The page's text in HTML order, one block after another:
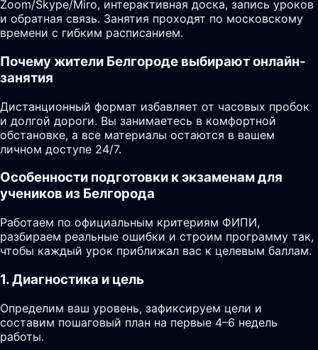
Zoom/Skype/Miro, интерактивная доска, запись уроков
и обратная связь. Занятия проходят по московскому
времени с гибким расписанием.
Почему жители Белгороде выбирают онлайн-
занятия
Дистанционный формат избавляет от часовых пробок
и долгой дороги. Вы занимаетесь в комфортной
обстановке, а все материалы остаются в вашем
личном доступе 24/7.
Особенности подготовки к экзаменам для
учеников из Белгорода
Работаем по официальным критериям ФИПИ,
разбираем реальные ошибки и строим программу так,
чтобы каждый урок приближал вас к целевым баллам.
1. Диагностика и цель
Определим ваш уровень, зафиксируем цели и
составим пошаговый план на первые 4–6 недель
работы.